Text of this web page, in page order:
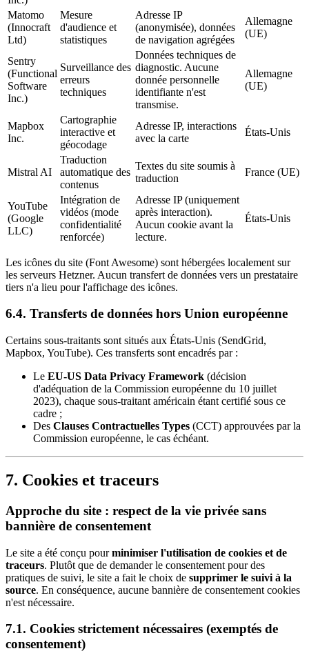
Matomo
(Innocraft
Ltd)
Mesure
d'audience et
statistiques
Adresse IP
(anonymisée), données
de navigation agrégées
Allemagne
(UE)
Sentry
(Functional
Software
Inc.)
Surveillance des
erreurs
techniques
Données techniques de
diagnostic. Aucune
donnée personnelle
identifiante n'est
transmise.
Allemagne
(UE)
Mapbox
Inc.
Cartographie
interactive et
géocodage
Adresse IP, interactions
avec la carte
États-Unis
Mistral AI
Traduction
automatique des
contenus
Textes du site soumis à
traduction
France (UE)
YouTube
(Google
LLC)
Intégration de
vidéos (mode
confidentialité
renforcée)
Adresse IP (uniquement
après interaction).
Aucun cookie avant la
lecture.
États-Unis
Les icônes du site (Font Awesome) sont hébergées localement sur
les serveurs Hetzner. Aucun transfert de données vers un prestataire
tiers n'a lieu pour l'affichage des icônes.
6.4. Transferts de données hors Union européenne
Certains sous-traitants sont situés aux États-Unis (SendGrid,
Mapbox, YouTube). Ces transferts sont encadrés par :
Le EU-US Data Privacy Framework (décision
d'adéquation de la Commission européenne du 10 juillet
2023), chaque sous-traitant américain étant certifié sous ce
cadre ;
Des Clauses Contractuelles Types (CCT) approuvées par la
Commission européenne, le cas échéant.
7. Cookies et traceurs
Approche du site : respect de la vie privée sans
bannière de consentement
Le site a été conçu pourminimiser l'utilisation de cookies et de
traceurs. Plutôt que de demander le consentement pour des
pratiques de suivi, le site a fait le choix de supprimer le suivi à la
source. En conséquence, aucune bannière de consentement cookies
n'est nécessaire.
7.1. Cookies strictement nécessaires (exemptés de
consentement)